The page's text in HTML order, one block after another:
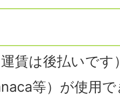
賃は後払いです
等）が使用